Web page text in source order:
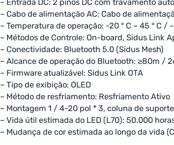
– Entrada DC: 2 pinos DC com travamento
– Cabo de alimentação AC: Cabo de
– Temperatura de operação: -20 ° C ~ 45 ° C / -
– Métodos de Controle: On-board, Sidus Link
– Conectividade: Bluetooth 5.0 (Sidus Mesh)
– Alcance de operação do Bluetooth: ≥80m /
– Firmware atualizável: Sidus Link OTA
– Tipo de exibição: OLED
– Método de resfriamento: Resfriamento Ativo
– Montagem 1 / 4-20 pol * 3, coluna de
– Vida útil estimada do LED (L70): 50.000
– Mudança de cor estimada ao longo da vida